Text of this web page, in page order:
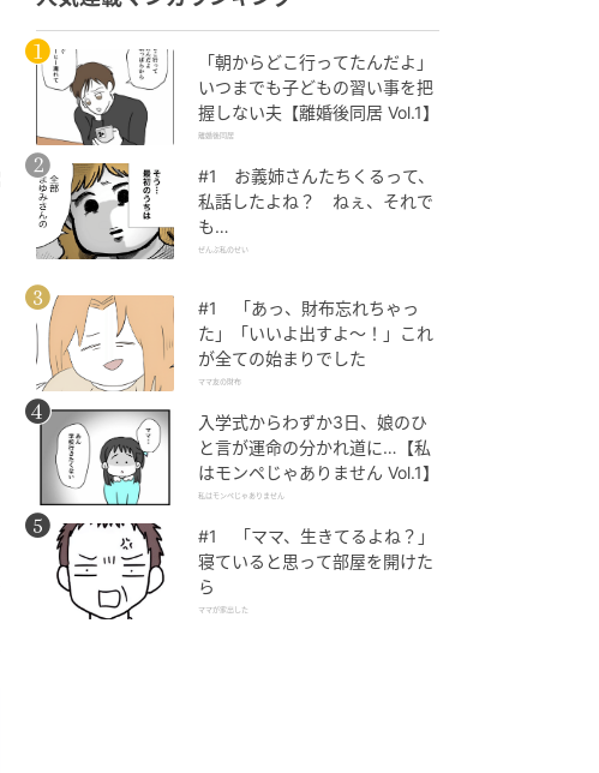
「朝からどこ行ってたんだよ」
いつまでも子どもの習い事を把
握しない夫【離婚後同居 Vol.1】
離婚後同居
#1 お義姉さんたちくるって、
私話したよね？ ねぇ、それで
も…
ぜんぶ私のせい
#1 「あっ、財布忘れちゃっ
た」「いいよ出すよ〜！」これ
が全ての始まりでした
ママ友の財布
入学式からわずか3日、娘のひ
と言が運命の分かれ道に…【私
はモンペじゃありません Vol.1】
私はモンペじゃありません
#1 「ママ、生きてるよね？」
寝ていると思って部屋を開けた
ら
ママが家出した